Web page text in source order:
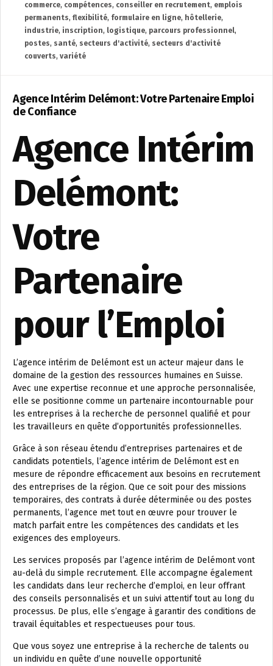
commerce, compétences, conseiller en recrutement, emplois
permanents, flexibilité, formulaire en ligne, hôtellerie,
industrie, inscription, logistique, parcours professionnel,
postes, santé, secteurs d'activité, secteurs d'activité
couverts, variété
Agence Intérim Delémont: Votre Partenaire Emploi
de Confiance
Agence Intérim
Delémont:
Votre
Partenaire
pour l’Emploi
L’agence intérim de Delémont est un acteur majeur dans le
domaine de la gestion des ressources humaines en Suisse.
Avec une expertise reconnue et une approche personnalisée,
elle se positionne comme un partenaire incontournable pour
les entreprises à la recherche de personnel qualifié et pour
les travailleurs en quête d’opportunités professionnelles.
Grâce à son réseau étendu d’entreprises partenaires et de
candidats potentiels, l’agence intérim de Delémont est en
mesure de répondre efficacement aux besoins en recrutement
des entreprises de la région. Que ce soit pour des missions
temporaires, des contrats à durée déterminée ou des postes
permanents, l’agence met tout en œuvre pour trouver le
match parfait entre les compétences des candidats et les
exigences des employeurs.
Les services proposés par l’agence intérim de Delémont vont
au-delà du simple recrutement. Elle accompagne également
les candidats dans leur recherche d’emploi, en leur offrant
des conseils personnalisés et un suivi attentif tout au long du
processus. De plus, elle s’engage à garantir des conditions de
travail équitables et respectueuses pour tous.
Que vous soyez une entreprise à la recherche de talents ou
un individu en quête d’une nouvelle opportunité